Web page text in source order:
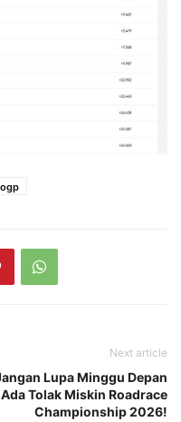
Next article
Lupa Minggu Depan
Ada Tolak Miskin Roadrace
Championship 2026!